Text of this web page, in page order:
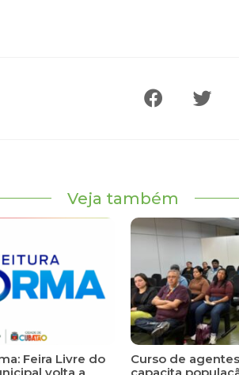
Veja também
Feira Livre do
Curso de